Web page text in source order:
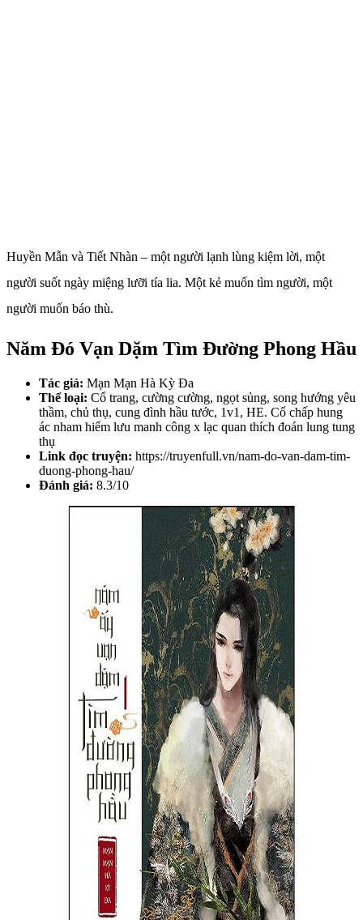
Huyền Mẫn và Tiết Nhàn – một người lạnh lùng kiệm lời, một
người suốt ngày miệng lưỡi tía lia. Một kẻ muốn tìm người, một
người muốn báo thù.
Năm Đó Vạn Dặm Tìm Đường Phong Hầu
Tác giả: Mạn Mạn Hà Kỳ Đa
Thể loại: Cổ trang, cường cường, ngọt sủng, song hướng yêu
thầm, chủ thụ, cung đình hầu tước, 1v1, HE. Cố chấp hung
ác nham hiểm lưu manh công x lạc quan thích đoán lung tung
thụ
Link đọc truyện: https://truyenfull.vn/nam-do-van-dam-tim-
duong-phong-hau/
Đánh giá: 8.3/10